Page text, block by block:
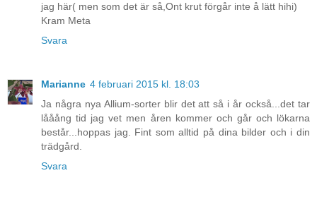
jag här( men som det är så,Ont krut förgår inte å lätt hihi)
Kram Meta
Svara
Marianne 4 februari 2015 kl. 18:03
Ja några nya Allium-sorter blir det att så i år också...det tar
lååång tid jag vet men åren kommer och går och lökarna
består...hoppas jag. Fint som alltid på dina bilder och i din
trädgård.
Svara